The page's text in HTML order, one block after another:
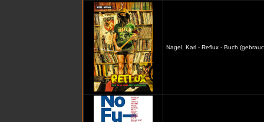
Nagel, Karl - Reflux - Buch